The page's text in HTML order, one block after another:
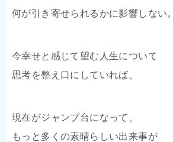
何が引き寄せられるかに影響しない。
今幸せと感じて望む人生について
思考を整え口にしていれば、
現在がジャンプ台になって、
もっと多くの素晴らしい出来事が